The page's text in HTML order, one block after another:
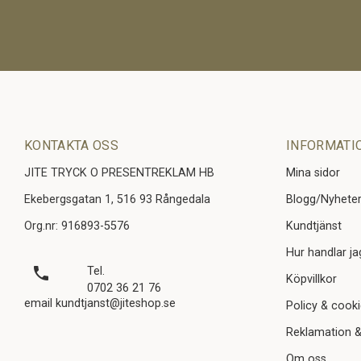
KONTAKTA OSS
JITE TRYCK O PRESENTREKLAM HB
Ekebergsgatan 1, 516 93 Rångedala
Org.nr: 916893-5576
local_phone
Tel.
0702 36 21 76
email kundtjanst@jiteshop.se
Mina sidor
Blogg/Nyheter
Kundtjänst
Hur handlar
Köpvillkor
Policy &
Reklamation